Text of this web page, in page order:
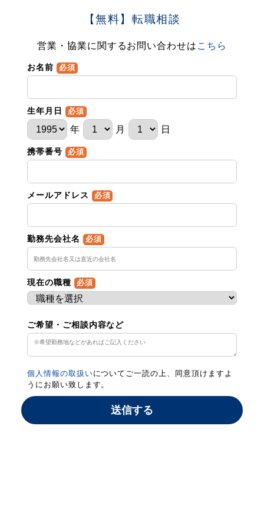
【無料】転職相談
営業・協業に関するお問い合わせは こちら
お名前 必須
生年月日 必須
年 月 日
携帯番号 必須
メールアドレス 必須
勤務先会社名 必須
現在の職種 必須
ご希望・ご相談内容など
個人情報の取扱いについてご一読の上、同意頂けますよ
うにお願い致します。